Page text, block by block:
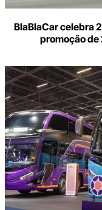
BlaBlaCar celebra
promoção de